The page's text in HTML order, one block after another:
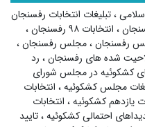
،تبلیغات انتخابات رفسنجان
، انتخابات ۹۸ رفسنجان
،
رفسنجان،مجلس رفسنجان،
شده های رفسنجان، رد
کشکوئیه در مجلس شورای
مجلس کشکوئیه، انتخابات
یازدهم کشکوئیه، انتخابات
احتمالی کشکوئیه،تایید